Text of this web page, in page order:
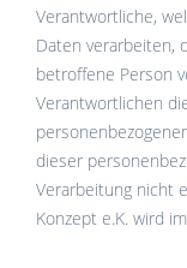
Verantwortliche,
Daten verarbeiten,
betroffene Person
Verantwortlichen
dieser
Verarbeitung nicht
Konzept e.K. wird